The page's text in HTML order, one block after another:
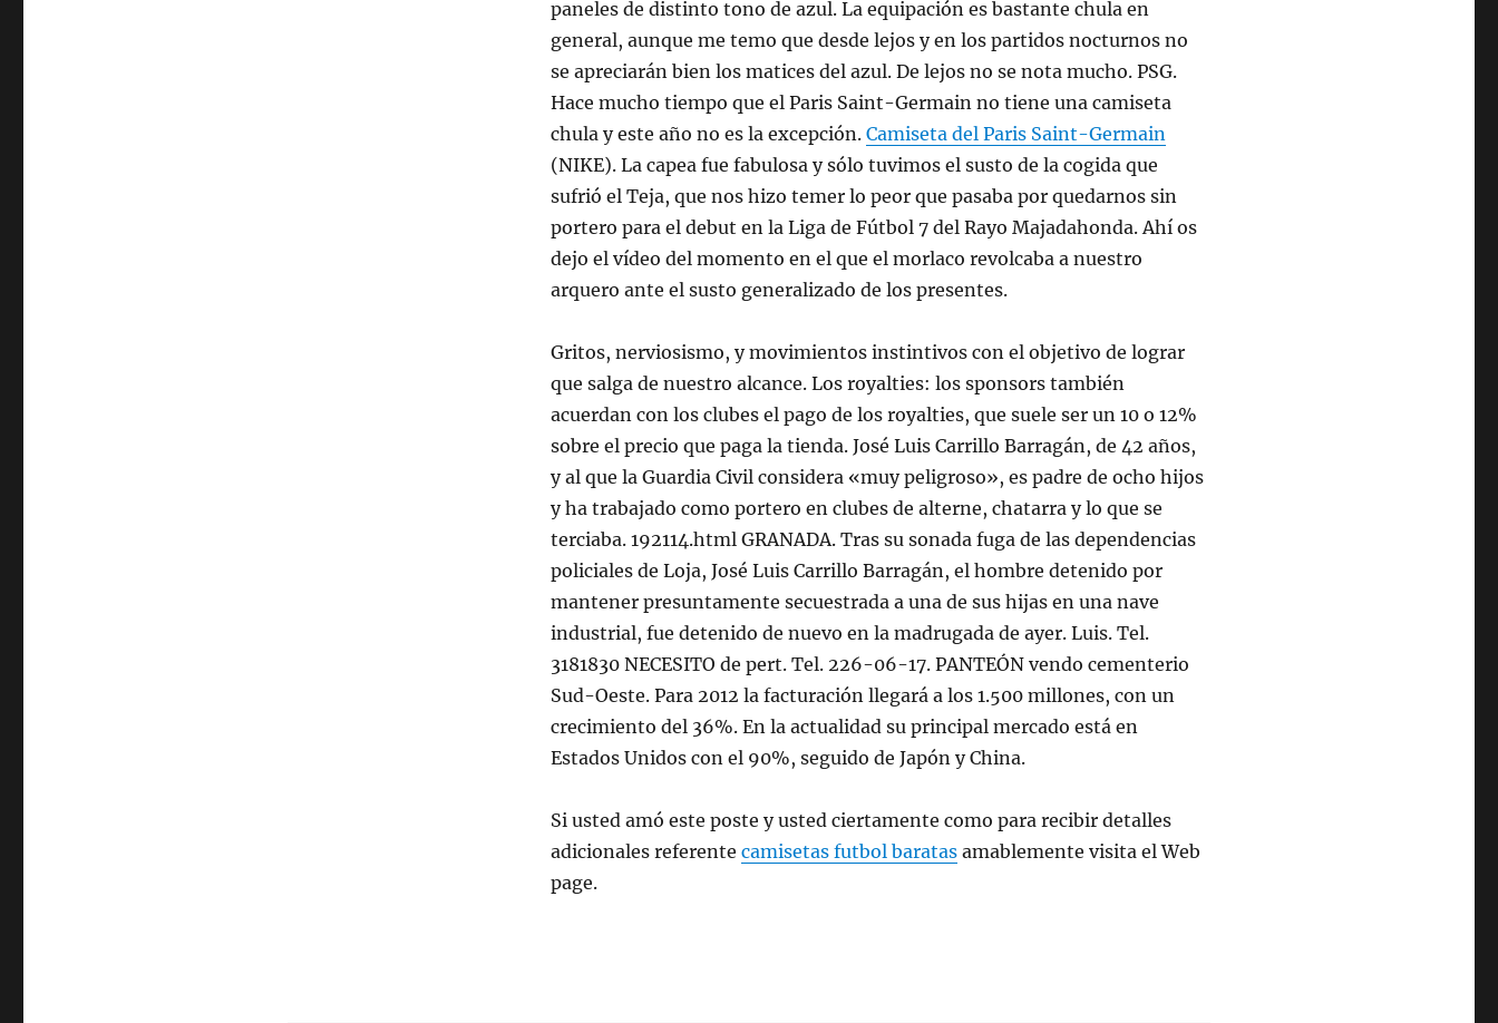
paneles de distinto tono de azul. La equipación es bastante chula en
general, aunque me temo que desde lejos y en los partidos nocturnos no
se apreciarán bien los matices del azul. De lejos no se nota mucho. PSG.
Hace mucho tiempo que el Paris Saint-Germain no tiene una camiseta
chula y este año no es la excepción.Camiseta del Paris Saint-Germain
(NIKE). La capea fue fabulosa y sólo tuvimos el susto de la cogida que
sufrió el Teja, que nos hizo temer lo peor que pasaba por quedarnos sin
portero para el debut en la Liga de Fútbol 7 del Rayo Majadahonda. Ahí os
dejo el vídeo del momento en el que el morlaco revolcaba a nuestro
arquero ante el susto generalizado de los presentes.
Gritos, nerviosismo, y movimientos instintivos con el objetivo de lograr
que salga de nuestro alcance. Los royalties: los sponsors también
acuerdan con los clubes el pago de los royalties, que suele ser un 10 o 12%
sobre el precio que paga la tienda. José Luis Carrillo Barragán, de 42 años,
y al que la Guardia Civil considera «muy peligroso», es padre de ocho hijos
y ha trabajado como portero en clubes de alterne, chatarra y lo que se
terciaba. 192114.html GRANADA. Tras su sonada fuga de las dependencias
policiales de Loja, José Luis Carrillo Barragán, el hombre detenido por
mantener presuntamente secuestrada a una de sus hijas en una nave
industrial, fue detenido de nuevo en la madrugada de ayer. Luis. Tel.
3181830 NECESITO de pert. Tel. 226-06-17. PANTEÓN vendo cementerio
Sud-Oeste. Para 2012 la facturación llegará a los 1.500 millones, con un
crecimiento del 36%. En la actualidad su principal mercado está en
Estados Unidos con el 90%, seguido de Japón y China.
Si usted amó este poste y usted ciertamente como para recibir detalles
adicionales referentecamisetas futbol baratas amablemente visita el Web
page.